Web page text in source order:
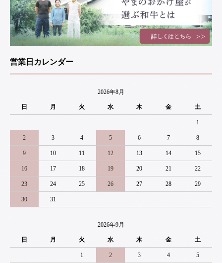
営業日カレンダー
2026年8月
日 月 火 水 木 金 土
1
2 3 4 5 6 7 8
9 10 11 12 13 14 15
16 17 18 19 20 21 22
23 24 25 26 27 28 29
30 31
2026年9月
日 月 火 水 木 金 土
1 2 3 4 5